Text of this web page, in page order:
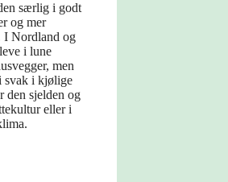
særlig i godt
og mer
I Nordland og
i lune
men
svak i kjølige
den sjelden og
eller i